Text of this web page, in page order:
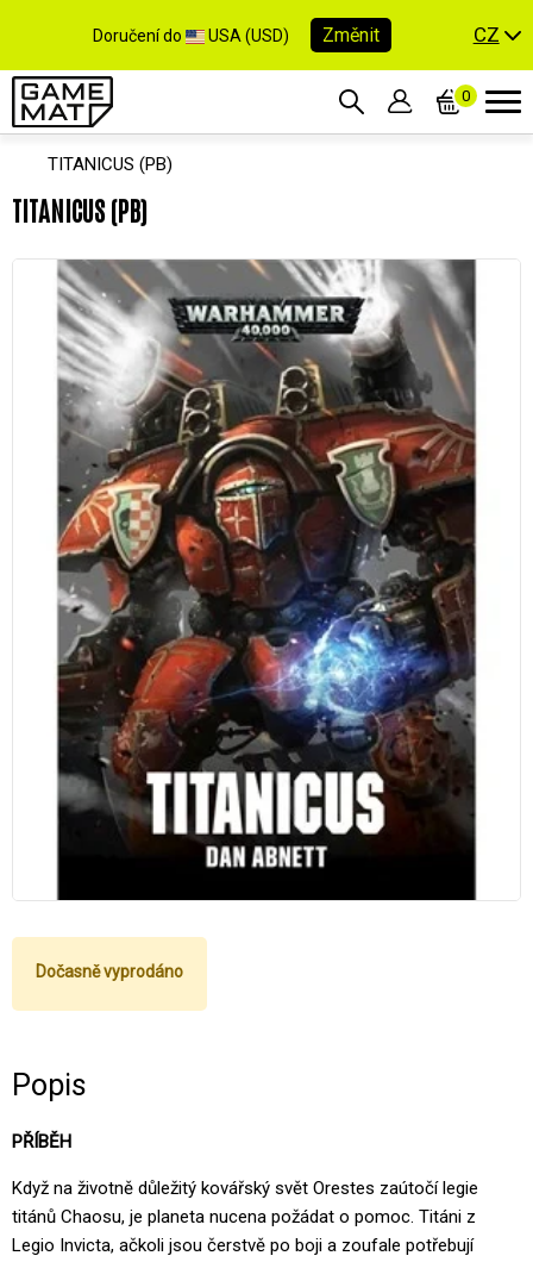
Doručení do USA (USD) Změnit CZ
0
TITANICUS (PB)
TITANICUS (PB)
Dočasně vyprodáno
Popis
PŘÍBĚH
Když na životně důležitý kovářský svět Orestes zaútočí legie
titánů Chaosu, je planeta nucena požádat o pomoc. Titáni z
Legio Invicta, ačkoli jsou čerstvě po boji a zoufale potřebují